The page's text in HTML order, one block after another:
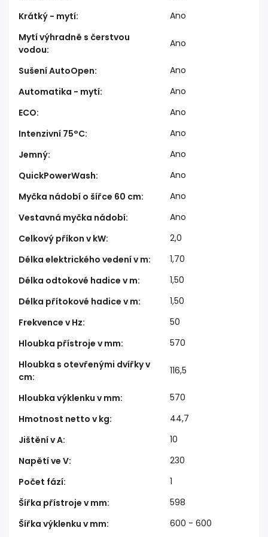
Krátký - mytí:
Ano
Mytí výhradně s čerstvou
vodou:
Ano
Sušení AutoOpen:
Ano
Automatika - mytí:
Ano
ECO:
Ano
Intenzivní 75°C:
Ano
Jemný:
Ano
QuickPowerWash:
Ano
Myčka nádobí o šířce 60 cm:
Ano
Vestavná myčka nádobí:
Ano
Celkový příkon v kW:
2,0
Délka elektrického vedení v m:
1,70
Délka odtokové hadice v m:
1,50
Délka přítokové hadice v m:
1,50
Frekvence v Hz:
50
Hloubka přístroje v mm:
570
Hloubka s otevřenými dvířky v
cm:
116,5
Hloubka výklenku v mm:
570
Hmotnost netto v kg:
44,7
Jištění v A:
10
Napětí ve V:
230
Počet fází:
1
Šířka přístroje v mm:
598
Šířka výklenku v mm:
600 - 600